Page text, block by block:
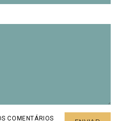
COMENTÁRIOS